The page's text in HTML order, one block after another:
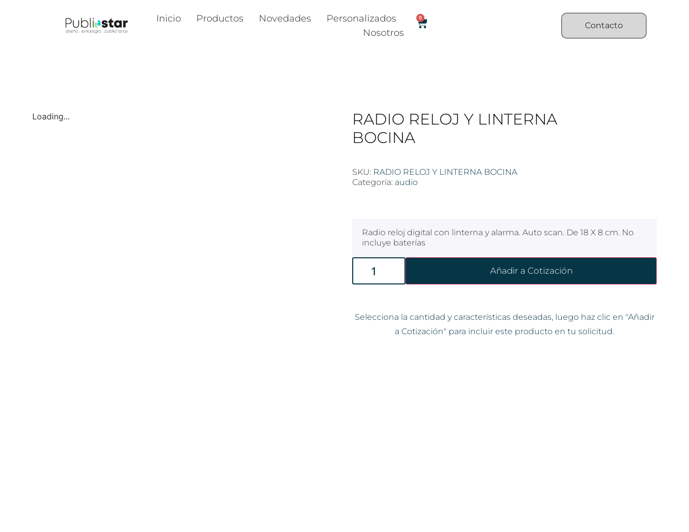
Inicio Productos Novedades
Personalizados
Nosotros
0
Contacto
Loading...
RADIO RELOJ Y LINTERNA
BOCINA
SKU: RADIO RELOJ Y LINTERNA BOCINA
Categoría: audio
Radio reloj digital con linterna y alarma. Auto scan. De 18 X 8 cm. No
incluye baterías
Añadir a Cotización
Selecciona la cantidad y características deseadas, luego haz clic en "Añadir
a Cotización" para incluir este producto en tu solicitud.